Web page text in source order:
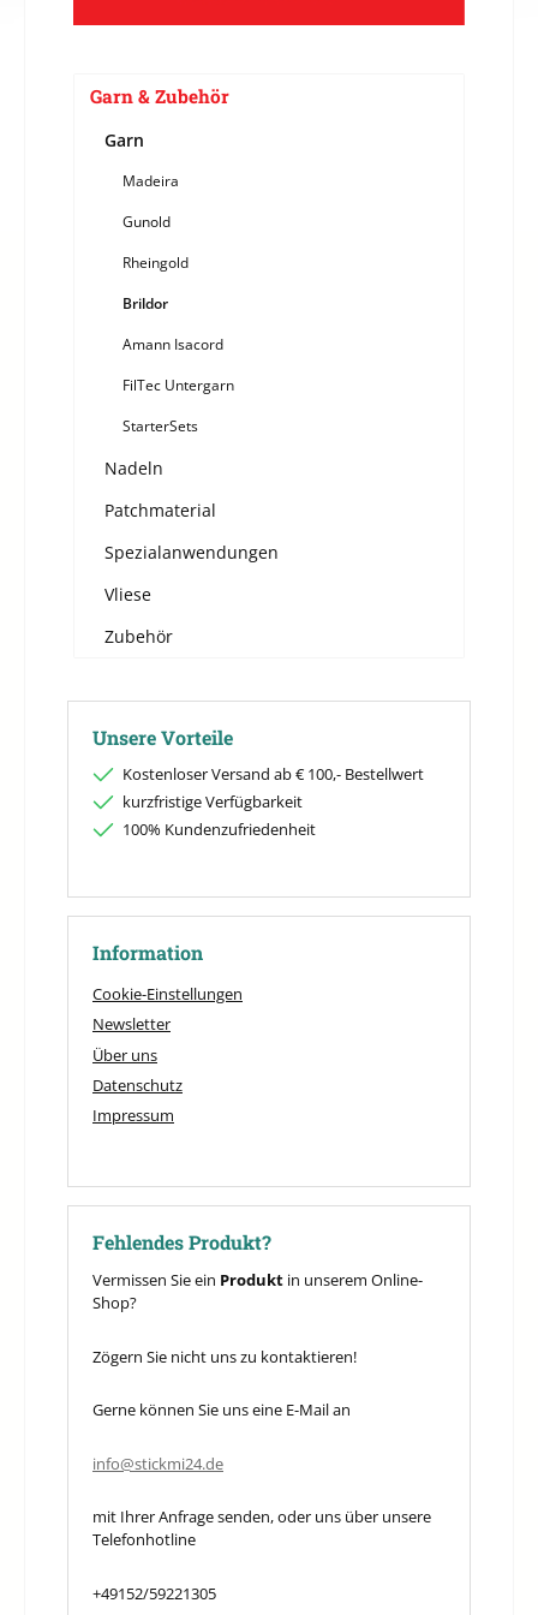
Garn & Zubehör
Garn
Madeira
Gunold
Rheingold
Brildor
Amann Isacord
FilTec Untergarn
StarterSets
Nadeln
Patchmaterial
Spezialanwendungen
Vliese
Zubehör
Unsere Vorteile
Kostenloser Versand ab € 100,- Bestellwert
kurzfristige Verfügbarkeit
100% Kundenzufriedenheit
Information
Cookie-Einstellungen
Newsletter
Über uns
Datenschutz
Impressum
Fehlendes Produkt?
Vermissen Sie ein Produkt in unserem Online-
Shop?
Zögern Sie nicht uns zu kontaktieren!
Gerne können Sie uns eine E-Mail an
info@stickmi24.de
mit Ihrer Anfrage senden, oder uns über unsere
Telefonhotline
+49152/59221305